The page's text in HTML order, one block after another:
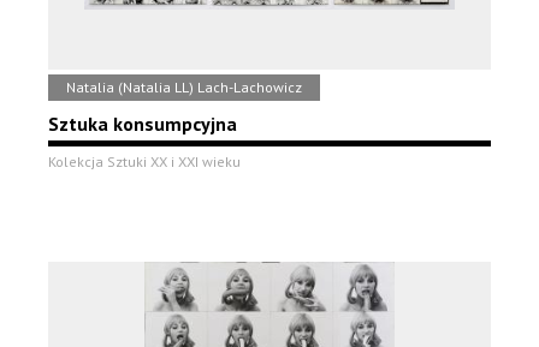
Natalia (Natalia LL) Lach-Lachowicz
Sztuka konsumpcyjna
Kolekcja Sztuki XX i XXI wieku